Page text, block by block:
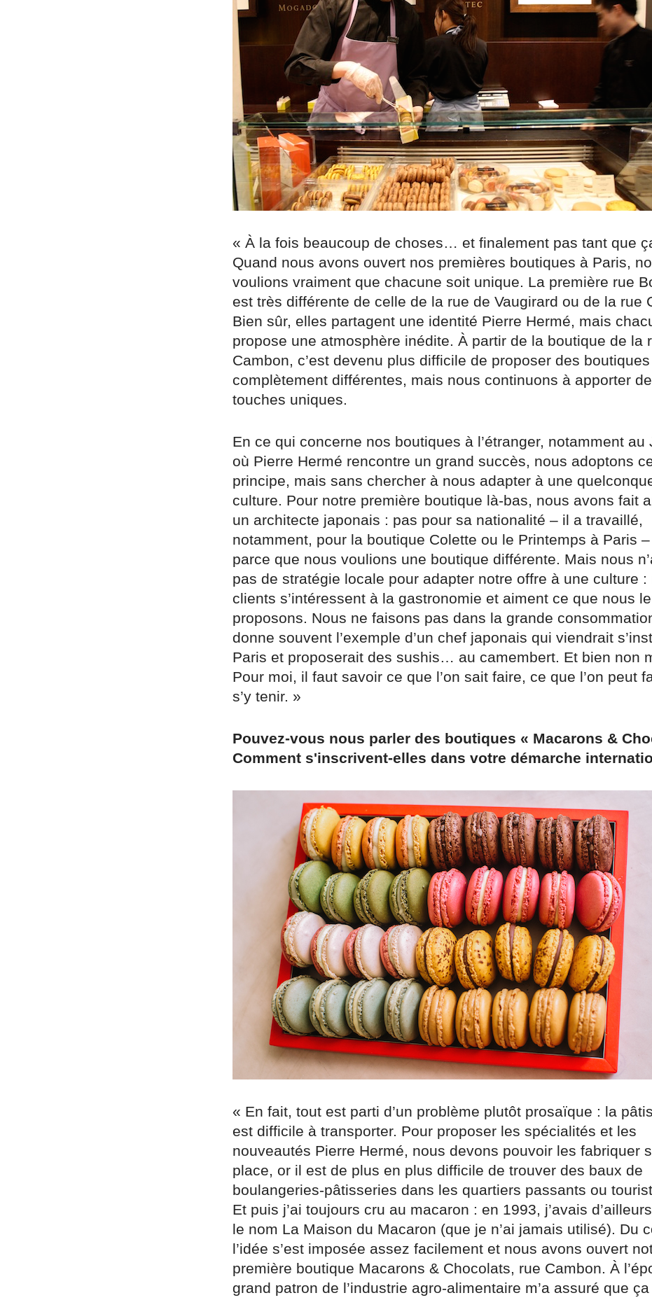
« À la fois beaucoup de choses… et finalement pas tant que
Quand nous avons ouvert nos premières boutiques à Paris,
voulions vraiment que chacune soit unique. La première rue
est très différente de celle de la rue de Vaugirard ou de la rue
Bien sûr, elles partagent une identité Pierre Hermé, mais
propose une atmosphère inédite. À partir de la boutique de la
Cambon, c’est devenu plus difficile de proposer des boutiques
complètement différentes, mais nous continuons à apporter
touches uniques.
En ce qui concerne nos boutiques à l’étranger, notamment au
où Pierre Hermé rencontre un grand succès, nous adoptons
principe, mais sans chercher à nous adapter à une
culture. Pour notre première boutique là-bas, nous avons fait
un architecte japonais : pas pour sa nationalité – il a travaillé,
notamment, pour la boutique Colette ou le Printemps à Paris
parce que nous voulions une boutique différente. Mais nous
pas de stratégie locale pour adapter notre offre à une culture :
clients s’intéressent à la gastronomie et aiment ce que nous
proposons. Nous ne faisons pas dans la grande
donne souvent l’exemple d’un chef japonais qui viendrait
Paris et proposerait des sushis… au camembert. Et bien non
Pour moi, il faut savoir ce que l’on sait faire, ce que l’on peut
s’y tenir. »
Pouvez-vous nous parler des boutiques « Macarons &
Comment s'inscrivent-elles dans votre démarche
« En fait, tout est parti d’un problème plutôt prosaïque : la
est difficile à transporter. Pour proposer les spécialités et les
nouveautés Pierre Hermé, nous devons pouvoir les fabriquer
place, or il est de plus en plus difficile de trouver des baux de
boulangeries-pâtisseries dans les quartiers passants ou
Et puis j’ai toujours cru au macaron : en 1993, j’avais
le nom La Maison du Macaron (que je n’ai jamais utilisé). Du
l’idée s’est imposée assez facilement et nous avons ouvert
première boutique Macarons & Chocolats, rue Cambon. À
grand patron de l’industrie agro-alimentaire m’a assuré que ça